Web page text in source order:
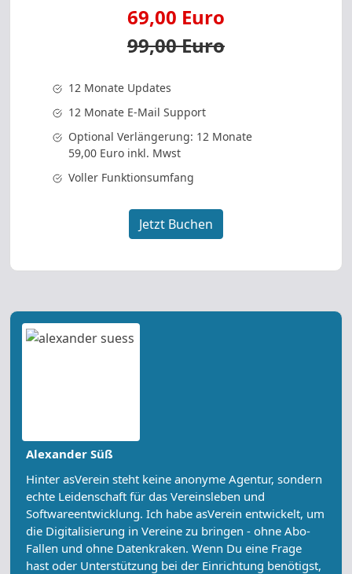
69,00 Euro
99,00 Euro
12 Monate Updates
12 Monate E-Mail Support
Optional Verlängerung: 12 Monate
59,00 Euro inkl. Mwst
Voller Funktionsumfang
Jetzt Buchen
Alexander Süß
Hinter asVerein steht keine anonyme Agentur, sondern
echte Leidenschaft für das Vereinsleben und
Softwareentwicklung. Ich habe asVerein entwickelt, um
die Digitalisierung in Vereine zu bringen - ohne Abo-
Fallen und ohne Datenkraken. Wenn Du eine Frage
hast oder Unterstützung bei der Einrichtung benötigst,